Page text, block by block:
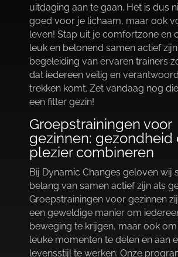
uitdaging aan te gaan.​ Het is dus
goed voor je lichaam, maar ook
leven! Stap uit je comfortzone en
leuk en belonend samen actief
begeleiding van ervaren trainers
dat iedereen veilig en
trekken komt.​ Zet vandaag nog
een fitter gezin!
Groepstrainingen voor
gezinnen: gezondheid
plezier combineren
Bij Dynamic Changes geloven wij
belang van samen actief zijn als
Groepstrainingen voor gezinnen
een geweldige manier om
beweging te krijgen, maar ook
leuke momenten te delen en aan
levensstijl te werken.​ Onze